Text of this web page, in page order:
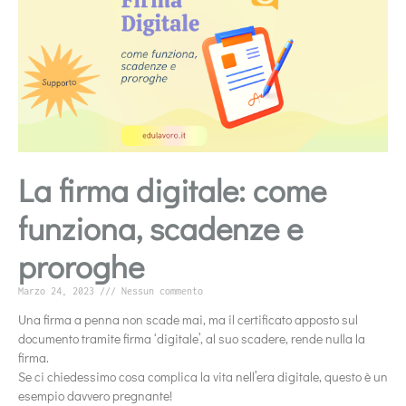
La firma digitale: come
funziona, scadenze e
proroghe
Marzo 24, 2023 Nessun commento
Una firma a penna non scade mai, ma il certificato apposto sul
documento tramite firma ‘digitale’, al suo scadere, rende nulla la
firma.
Se ci chiedessimo cosa complica la vita nell’era digitale, questo è un
esempio davvero pregnante!